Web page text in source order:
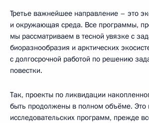
Третье важнейшее направление – это
и окружающая среда. Все программы,
мы рассматриваем в тесной увязке с
биоразнообразия и арктических
с долгосрочной работой по решению
повестки.
Так, проекты по ликвидации
быть продолжены в полном объёме. Это
исследовательских программ, прежде